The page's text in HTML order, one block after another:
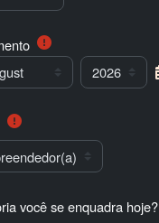
Year
você se enquadra hoje?